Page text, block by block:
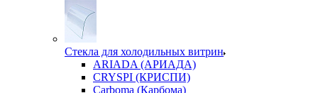
Стекла для холодильных витрин
ARIADA (АРИАДА)
CRYSPI (КРИСПИ)
Carboma (Карбома)